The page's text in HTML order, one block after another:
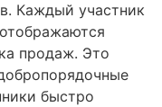
Каждый участник
продаж. Это
быстро